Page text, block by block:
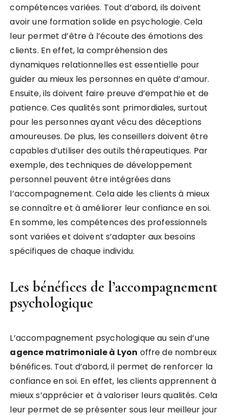
compétences variées. Tout d’abord, ils doivent
avoir une formation solide en psychologie. Cela
leur permet d’être à l’écoute des émotions des
clients. En effet, la compréhension des
dynamiques relationnelles est essentielle pour
guider au mieux les personnes en quête d’amour.
Ensuite, ils doivent faire preuve d’empathie et de
patience. Ces qualités sont primordiales, surtout
pour les personnes ayant vécu des déceptions
amoureuses. De plus, les conseillers doivent être
capables d’utiliser des outils thérapeutiques. Par
exemple, des techniques de développement
personnel peuvent être intégrées dans
l’accompagnement. Cela aide les clients à mieux
se connaître et à améliorer leur confiance en soi.
En somme, les compétences des professionnels
sont variées et doivent s’adapter aux besoins
spécifiques de chaque individu.
Les bénéfices de l’accompagnement
psychologique
L’accompagnement psychologique au sein d’une
agence matrimoniale à Lyon offre de nombreux
bénéfices. Tout d’abord, il permet de renforcer la
confiance en soi. En effet, les clients apprennent à
mieux s’apprécier et à valoriser leurs qualités. Cela
leur permet de se présenter sous leur meilleur jour